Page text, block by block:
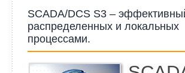
SCADA/DCS S3 –
распределенных и локальных
процессами.